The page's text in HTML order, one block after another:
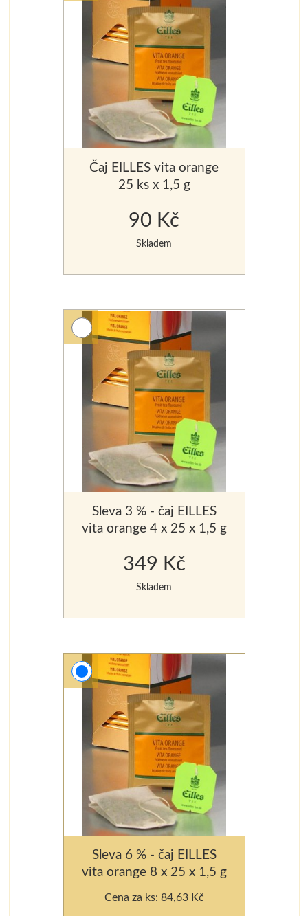
Čaj EILLES vita orange
25 ks x 1,5 g
90 Kč
Skladem
Sleva 3 % - čaj EILLES
vita orange 4 x 25 x 1,5 g
349 Kč
Skladem
Sleva 6 % - čaj EILLES
vita orange 8 x 25 x 1,5 g
Cena za ks: 84,63 Kč